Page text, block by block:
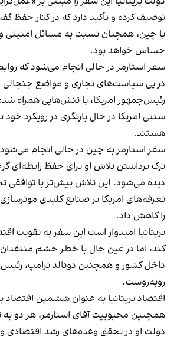
توصیف کرده و تأکید دارد که در کنار حفظ
با چین، همچنان نسبت به مسائل امنیتی
حساس خواهد بود.
سفر استارمر در حالی انجام می‌شود که
در پی سیاست‌های تجاری و مواضع جنجالی
رئیس‌جمهور امریکا، با تنش‌هایی همراه
سنتی امریکا در حال بازنگری در رویکرد
هستند.
سفر استارمر به چین در حالی انجام می‌شود
ترک برداشتن تلاش او برای حفظ رابطه‌ای
دیده می‌شود. این تلاش پیش‌تر با توافقی
تعرفه‌های امریکا بر صنایع کلیدی
را کاهش داد.
بریتانیا امیدوار است این سفر به تقویت
کند، اما در عین حال با خطر خشم
داخل کشور و همچنین دونالد ترامپ،
روبه‌روست.
اقتصاد بریتانیا به عنوان ششمین اقتصاد
همچنین محبوبیت آقای استارمر، هر دو به
دولت او در تحقق وعده‌های رشد اقتصادی